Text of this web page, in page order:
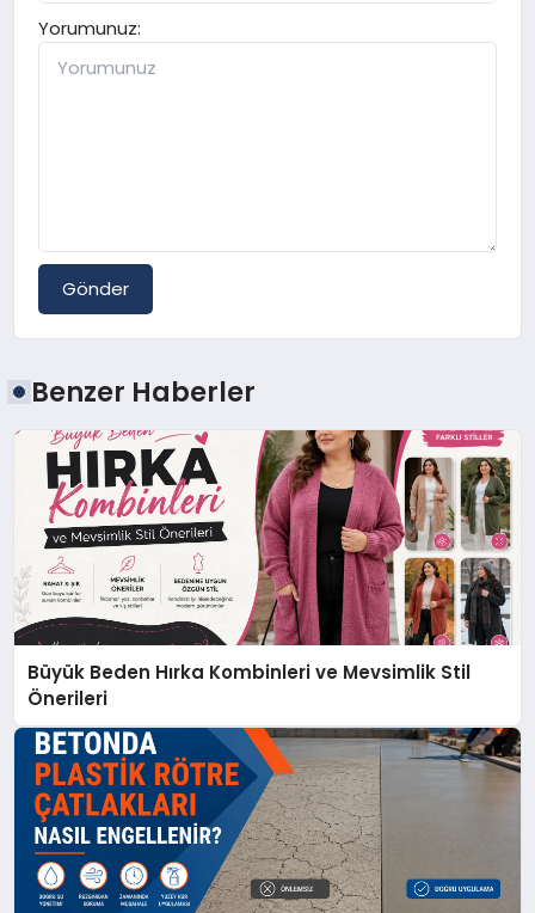
Yorumunuz:
Gönder
Benzer Haberler
Büyük Beden Hırka Kombinleri ve Mevsimlik Stil
Önerileri